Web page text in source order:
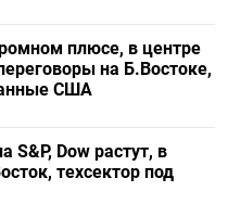
плюсе, в центре
на Б.Востоке,
США
Dow растут, в
техсектор под